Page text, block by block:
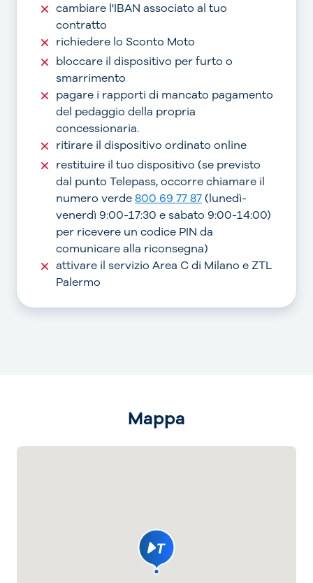
cambiare l'IBAN associato al tuo
contratto
richiedere lo Sconto Moto
bloccare il dispositivo per furto o
smarrimento
pagare i rapporti di mancato pagamento
del pedaggio della propria
concessionaria.
ritirare il dispositivo ordinato online
restituire il tuo dispositivo (se previsto
dal punto Telepass, occorre chiamare il
numero verde800 69 77 87(lunedì-
venerdì 9:00-17:30 e sabato 9:00-14:00)
per ricevere un codice PIN da
comunicare alla riconsegna)
attivare il servizio Area C di Milano e ZTL
Palermo
Mappa